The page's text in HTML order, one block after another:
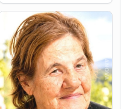
Maria Antonietta Orrù
ved. Peddio
5 agosto 2026